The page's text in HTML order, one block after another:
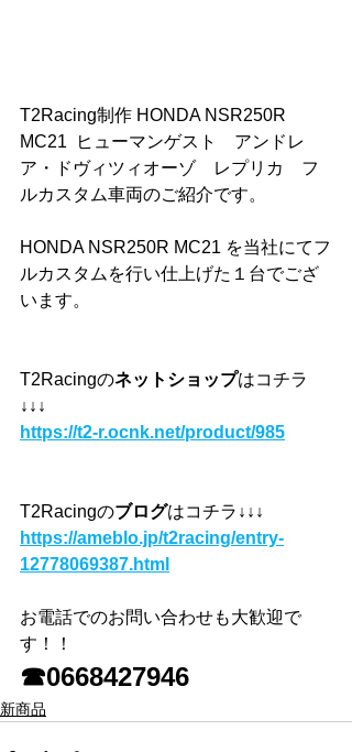
T2Racing制作 HONDA NSR250R
MC21  ヒューマンゲスト　アンドレ
ア・ドヴィツィオーゾ　レプリカ　フ
ルカスタム車両のご紹介です。
HONDA NSR250R MC21 を当社にてフ
ルカスタムを行い仕上げた１台でござ
います。
T2Racingのネットショップはコチラ
↓↓↓
https://t2-r.ocnk.net/product/985
T2Racingのブログはコチラ ↓↓↓
https://ameblo.jp/t2racing/entry-
12778069387.html
お電話でのお問い合わせも大歓迎で
す！！
☎0668427946
新商品